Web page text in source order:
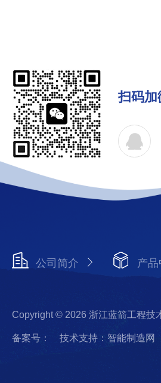
扫码加
公司简介 产
Copyright © 2026 浙江蓝箭工程技
备案号： 技术支持：智能制造网